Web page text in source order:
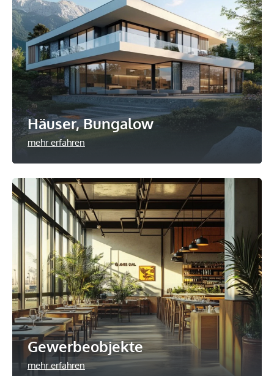
Häuser, Bungalow
mehr erfahren
Gewerbeobjekte
mehr erfahren